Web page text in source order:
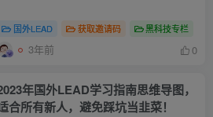
国外LEAD 获取邀请码 黑科技专栏
3年前 0
年国外LEAD学习指南思维导图，
合所有新人，避免踩坑当韭菜！